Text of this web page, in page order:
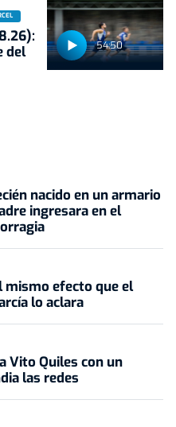
54:50
del
nacido en un armario
ingresara en el
mismo efecto que el
lo aclara
Vito Quiles con un
las redes